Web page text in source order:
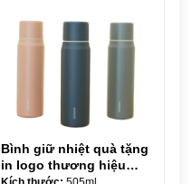
Bình giữ nhiệt quà tặng
in logo thương hiệu